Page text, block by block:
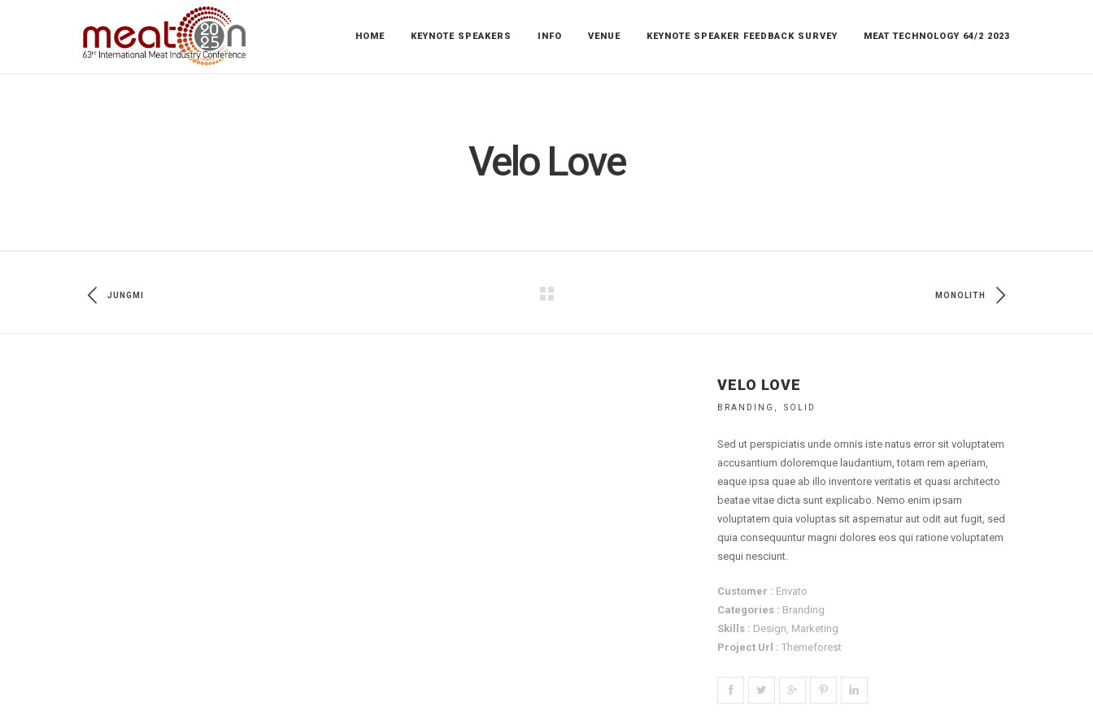
HOME KEYNOTE SPEAKERS INFO VENUE KEYNOTE SPEAKER FEEDBACK SURVEY MEAT TECHNOLOGY 64/2 2023
Velo Love
JUNGMI MONOLITH
VELO LOVE
BRANDING SOLID
Sed ut perspiciatis unde omnis iste natus error sit voluptatem
accusantium doloremque laudantium, totam rem aperiam,
eaque ipsa quae ab illo inventore veritatis et quasi architecto
beatae vitae dicta sunt explicabo. Nemo enim ipsam
voluptatem quia voluptas sit aspernatur aut odit aut fugit, sed
quia consequuntur magni dolores eos qui ratione voluptatem
sequi nesciunt.
Customer : Envato
Categories : Branding
Skills : Design, Marketing
Project Url : Themeforest